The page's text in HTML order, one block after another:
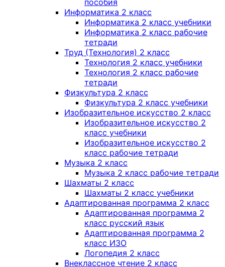
пособия
Информатика 2 класс
Информатика 2 класс учебники
Информатика 2 класс рабочие
тетради
Труд (Технология) 2 класс
Технология 2 класс учебники
Технология 2 класс рабочие
тетради
Физкультура 2 класс
Физкультура 2 класс учебники
Изобразительное искусство 2 класс
Изобразительное искусство 2
класс учебники
Изобразительное искусство 2
класс рабочие тетради
Музыка 2 класс
Музыка 2 класс рабочие тетради
Шахматы 2 класс
Шахматы 2 класс учебники
Адаптированная программа 2 класс
Адаптированная программа 2
класс русский язык
Адаптированная программа 2
класс ИЗО
Логопедия 2 класс
Внеклассное чтение 2 класс